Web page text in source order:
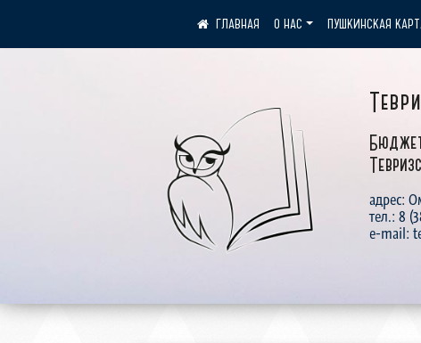
адрес:
тел.: 8
e-mail:
О НАС ПУШКИНСКАЯ